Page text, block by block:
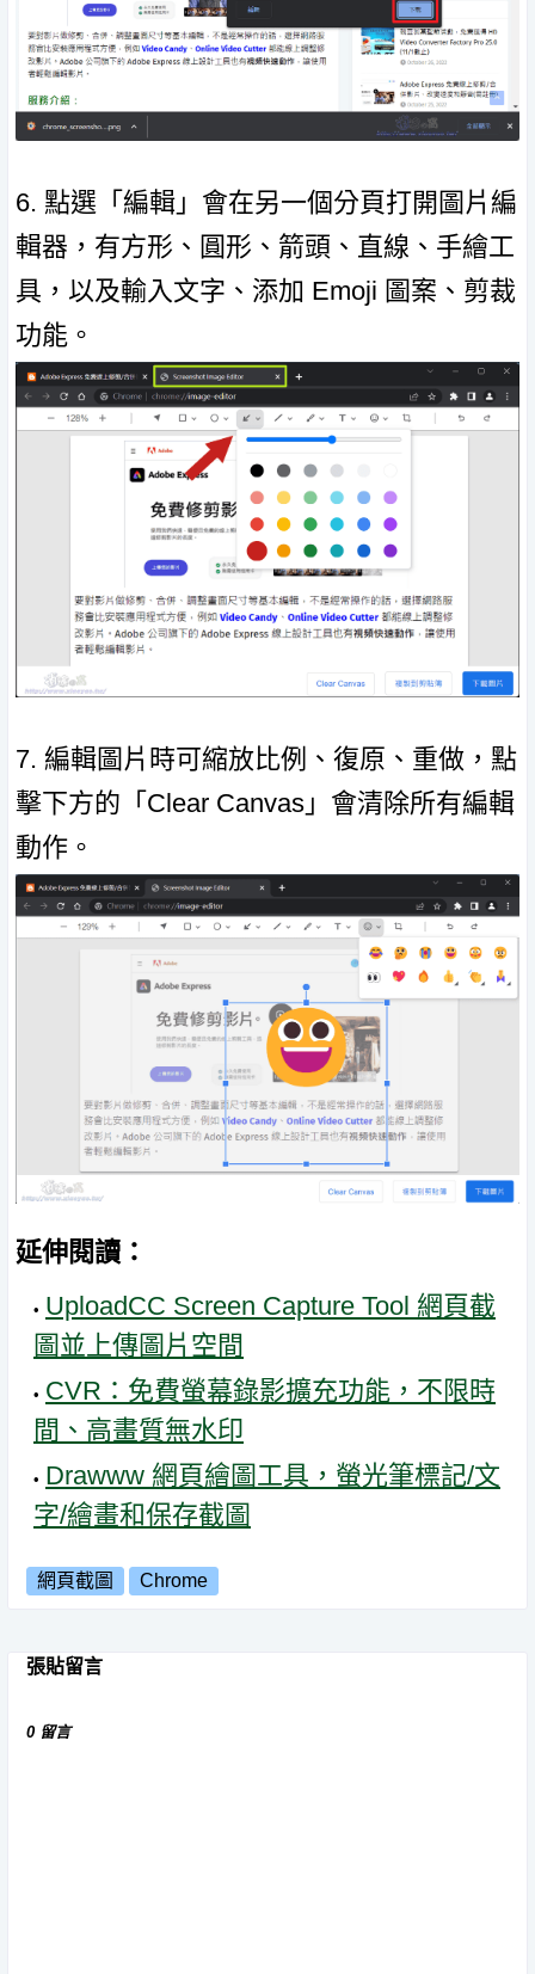
6. 點選「編輯」會在另一個分頁打開圖片編
輯器，有方形、圓形、箭頭、直線、手繪工
具，以及輸入文字、添加 Emoji 圖案、剪裁
功能。
7. 編輯圖片時可縮放比例、復原、重做，點
擊下方的「Clear Canvas」會清除所有編輯
動作。
延伸閱讀：
UploadCC Screen Capture Tool 網頁截
圖並上傳圖片空間
CVR：免費螢幕錄影擴充功能，不限時
間、高畫質無水印
Drawww 網頁繪圖工具，螢光筆標記/文
字/繪畫和保存截圖
網頁截圖 Chrome
張貼留言
0 留言